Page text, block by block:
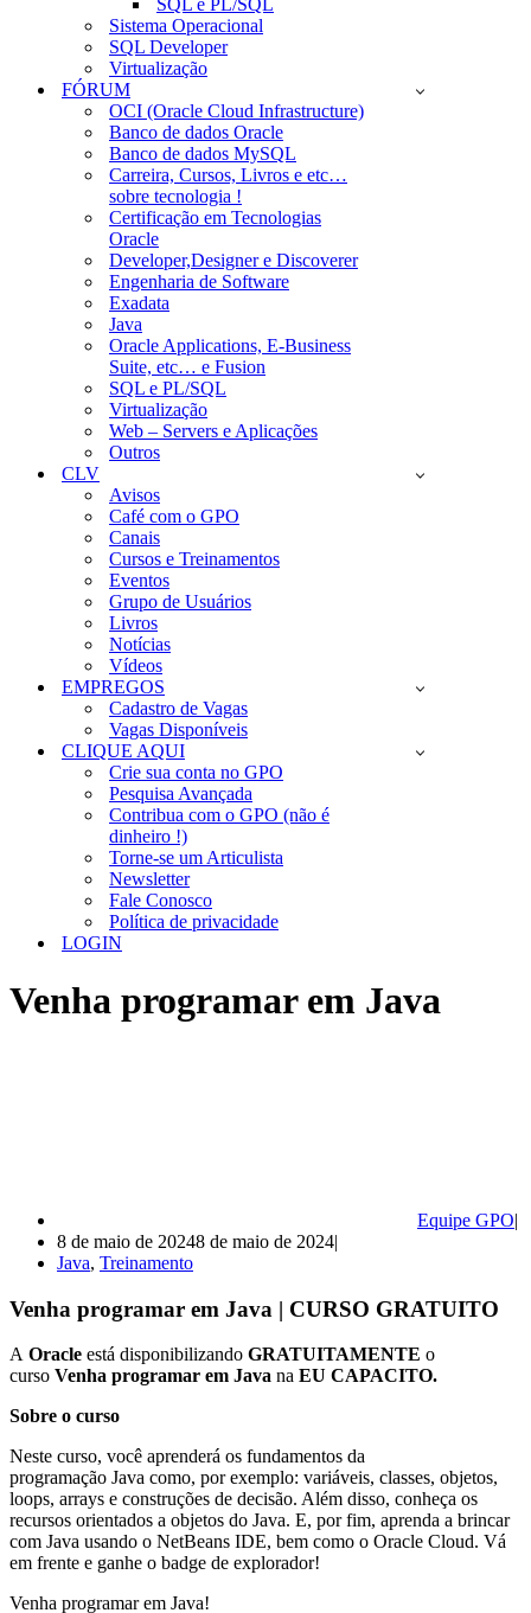
SQL e PL/SQL
Sistema Operacional
SQL Developer
Virtualização
FÓRUM
OCI (Oracle Cloud Infrastructure)
Banco de dados Oracle
Banco de dados MySQL
Carreira, Cursos, Livros e etc…
sobre tecnologia !
Certificação em Tecnologias
Oracle
Developer,Designer e Discoverer
Engenharia de Software
Exadata
Java
Oracle Applications, E-Business
Suite, etc… e Fusion
SQL e PL/SQL
Virtualização
Web – Servers e Aplicações
Outros
CLV
Avisos
Café com o GPO
Canais
Cursos e Treinamentos
Eventos
Grupo de Usuários
Livros
Notícias
Vídeos
EMPREGOS
Cadastro de Vagas
Vagas Disponíveis
CLIQUE AQUI
Crie sua conta no GPO
Pesquisa Avançada
Contribua com o GPO (não é
dinheiro !)
Torne-se um Articulista
Newsletter
Fale Conosco
Política de privacidade
LOGIN
Venha programar em Java
Equipe GPO
8 de maio de 20248 de maio de 2024
Java, Treinamento
Venha programar em Java | CURSO GRATUITO
A Oracle está disponibilizando GRATUITAMENTE o
curso Venha programar em Java na EU CAPACITO.
Sobre o curso
Neste curso, você aprenderá os fundamentos da
programação Java como, por exemplo: variáveis, classes, objetos,
loops, arrays e construções de decisão. Além disso, conheça os
recursos orientados a objetos do Java. E, por fim, aprenda a brincar
com Java usando o NetBeans IDE, bem como o Oracle Cloud. Vá
em frente e ganhe o badge de explorador!
Venha programar em Java!